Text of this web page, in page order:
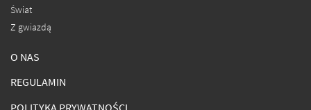
Świat
Z gwiazdą
O NAS
REGULAMIN